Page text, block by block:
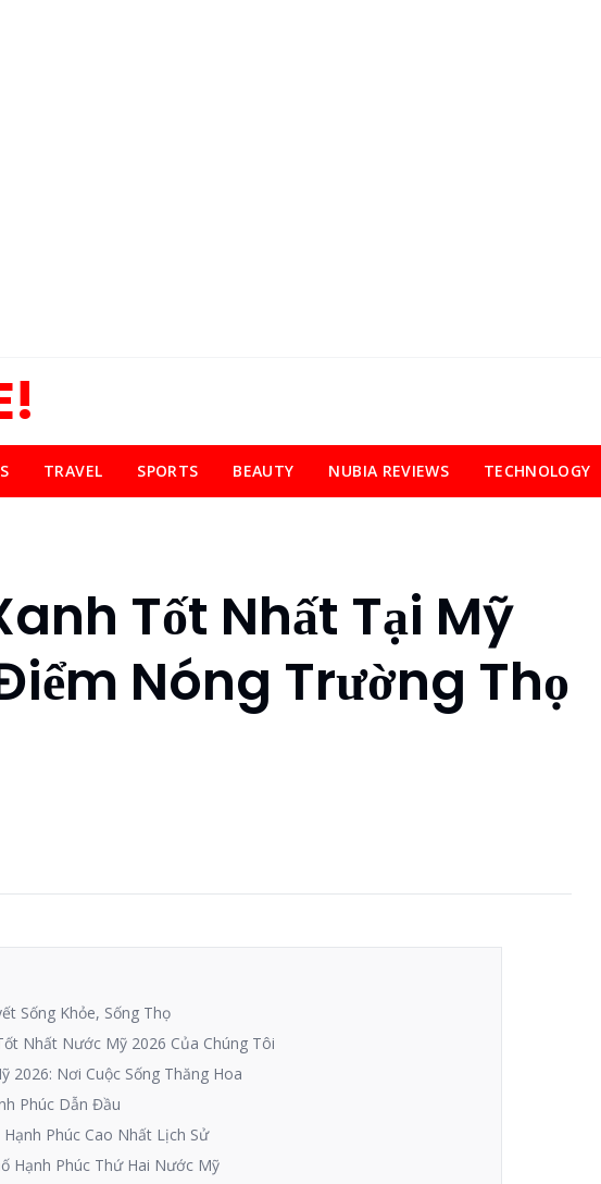
TRAVEL SPORTS BEAUTY NUBIA REVIEWS TECHNOLOGY
Tốt Nhất Tại Mỹ
Nóng Trường Thọ
Sống Khỏe, Sống Thọ
Nhất Nước Mỹ 2026 Của Chúng Tôi
Nơi Cuộc Sống Thăng Hoa
Phúc Dẫn Đầu
Phúc Cao Nhất Lịch Sử
Hạnh Phúc Thứ Hai Nước Mỹ